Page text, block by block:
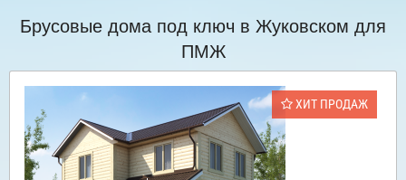
Брусовые дома под ключ в Жуковском для
ПМЖ
ХИТ ПРОДАЖ